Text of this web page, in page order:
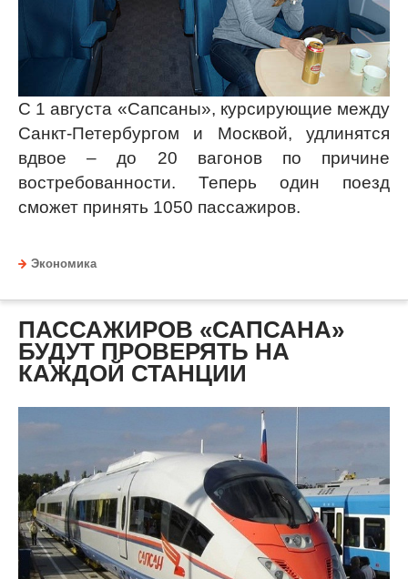
С 1 августа «Сапсаны», курсирующие между
Санкт-Петербургом и Москвой, удлинятся
вдвое – до 20 вагонов по причине
востребованности. Теперь один поезд
сможет принять 1050 пассажиров.
Экономика
ПАССАЖИРОВ «САПСАНА»
БУДУТ ПРОВЕРЯТЬ НА
КАЖДОЙ СТАНЦИИ